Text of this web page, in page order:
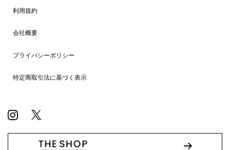
利用規約
会社概要
プライバシーポリシー
特定商取引法に基づく表示